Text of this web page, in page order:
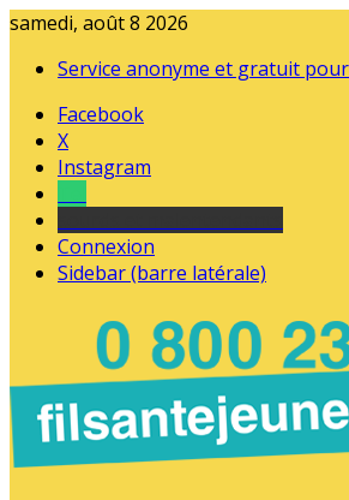
samedi, août 8 2026
Service anonyme et gratuit
Facebook
X
Instagram
Connexion
Sidebar (barre latérale)